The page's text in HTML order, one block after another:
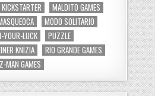
KICKSTARTER
MALDITO GAMES
MODO SOLITARIO
YOUR-LUCK
PUZZLE
KNIZIA
RIO GRANDE GAMES
Z-MAN GAMES